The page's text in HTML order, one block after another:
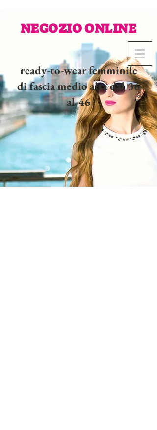
NEGOZIO ONLINE
ready-to-wear femminile
di fascia medio alta dal 36
al 46